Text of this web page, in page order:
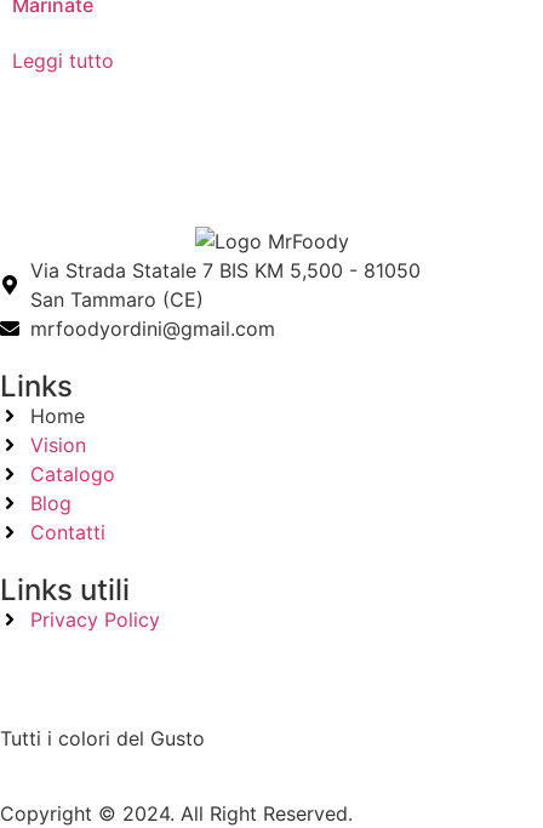
Marinate
Leggi tutto
Via Strada Statale 7 BIS KM 5,500 - 81050
San Tammaro (CE)
mrfoodyordini@gmail.com
Links
Home
Vision
Catalogo
Blog
Contatti
Links utili
Privacy Policy
Tutti i colori del Gusto
Copyright © 2024. All Right Reserved.